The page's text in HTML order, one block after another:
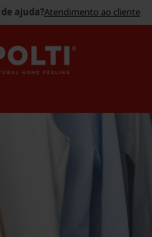
ajuda?Atendimento ao cliente